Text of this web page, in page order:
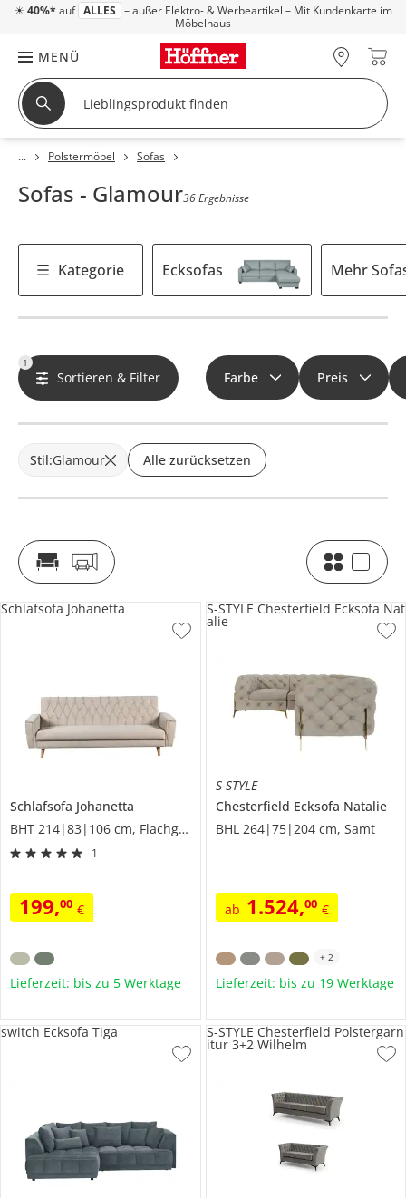
☀ 40%* auf ALLES – außer Elektro- & Werbeartikel – Mit Kundenkarte im
Möbelhaus
MENÜ
Polstermöbel Sofas
Sofas - Glamour36 Ergebnisse
Kategorie Ecksofas Mehr
1
Sortieren & Filter Farbe Preis
Stil:Glamour Alle zurücksetzen
Schlafsofa Johanetta
BHT 214|83|106 cm, Flachgewebe
1
199,00 €
Schlafsofa Johanetta
Lieferzeit: bis zu 5 Werktage
S-STYLE
Chesterfield Ecksofa Natalie
BHL 264|75|204 cm, Samt
ab 1.524,00 €
S-STYLE Chesterfield Ecksofa Nat
alie
+ 2
Lieferzeit: bis zu 19 Werktage
switch Ecksofa Tiga S-STYLE Chesterfield Polstergarn
itur 3+2 Wilhelm